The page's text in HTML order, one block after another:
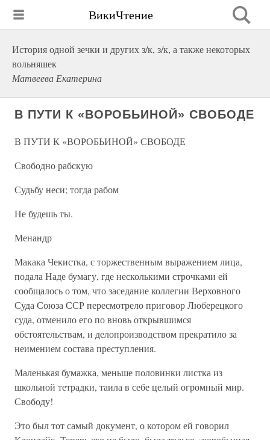
ВикиЧтение
История одной зечки и других з/к, з/к, а также некоторых
вольняшек
Матвеева Екатерина
В ПУТИ К «ВОРОБЬИНОЙ» СВОБОДЕ
В ПУТИ К «ВОРОБЬИНОЙ» СВОБОДЕ
Свободно рабскую
Судьбу неси; тогда рабом
Не будешь ты.
Менандр
Макака Чекистка, с торжественным выражением лица,
подала Наде бумагу, где несколькими строчками ей
сообщалось о том, что заседание коллегии Верховного
Суда Союза ССР пересмотрело приговор Люберецкого
суда, отменило его по вновь открывшимся
обстоятельствам, и делопроизводством прекратило за
неимением состава преступления.
Маленькая бумажка, меньше половинки листка из
школьной тетрадки, таила в себе целый огромный мир.
Свободу!
Это был тот самый документ, о котором ей говорил